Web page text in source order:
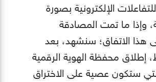
الإلكترونية بصورة
وإذا ما تمت المصادقة
هذا الاتفاق؛ سنشهد، بعد
إطلاق محفظة الهوية الرقمية
التي ستكون عصية على الاختراق